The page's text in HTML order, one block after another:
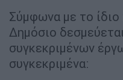
Σύμφωνα με το
Δημόσιο
συγκεκριμένων
συγκεκριμένα: